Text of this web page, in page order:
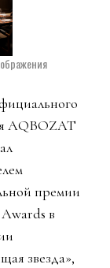
AQBOZAT
премии
в
звезда»,